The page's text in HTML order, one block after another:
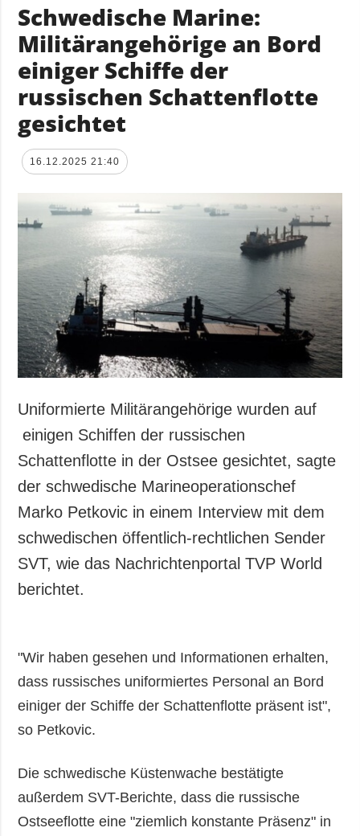
Schwedische Marine:
Militärangehörige an Bord
einiger Schiffe der
russischen Schattenflotte
gesichtet
16.12.2025 21:40
Uniformierte Militärangehörige wurden auf
einigen Schiffen der russischen
Schattenflotte in der Ostsee gesichtet, sagte
der schwedische Marineoperationschef
Marko Petkovic in einem Interview mit dem
schwedischen öffentlich-rechtlichen Sender
SVT, wie das Nachrichtenportal TVP World
berichtet.
"Wir haben gesehen und Informationen erhalten,
dass russisches uniformiertes Personal an Bord
einiger der Schiffe der Schattenflotte präsent ist",
so Petkovic.
Die schwedische Küstenwache bestätigte
außerdem SVT-Berichte, dass die russische
Ostseeflotte eine "ziemlich konstante Präsenz" in